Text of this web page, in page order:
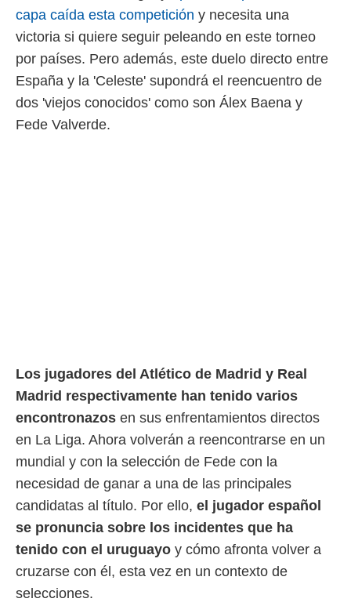
de
el sitio
se
para
ni para
o
no
Puedes
acceder a
abono
capa caída esta competición y necesita una
victoria si quiere seguir peleando en este torneo
por países. Pero además, este duelo directo entre
España y la 'Celeste' supondrá el reencuentro de
dos 'viejos conocidos' como son Álex Baena y
Fede Valverde.
Los jugadores del Atlético de Madrid y Real
Madrid respectivamente han tenido varios
encontronazos en sus enfrentamientos directos
en La Liga. Ahora volverán a reencontrarse en un
mundial y con la selección de Fede con la
necesidad de ganar a una de las principales
candidatas al título. Por ello, el jugador español
se pronuncia sobre los incidentes que ha
tenido con el uruguayo y cómo afronta volver a
cruzarse con él, esta vez en un contexto de
selecciones.